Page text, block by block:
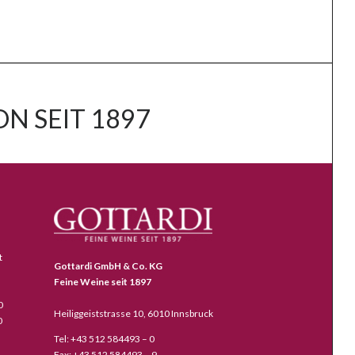
SEIT 1897
Gottardi GmbH & Co. KG
Feine Weine seit 1897
Heiliggeiststrasse 10, 6010 Innsbruck
Tel: +43 512 584493 – 0